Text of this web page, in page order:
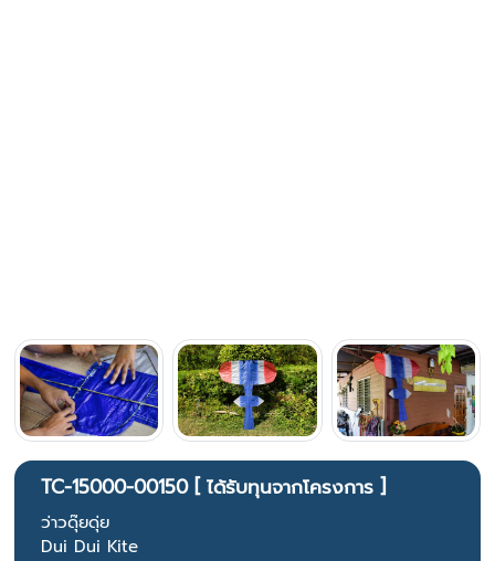
TC-15000-00150 [ ได้รับทุนจากโครงการ ]
ว่าวดุ๊ยดุ่ย
Dui Dui Kite